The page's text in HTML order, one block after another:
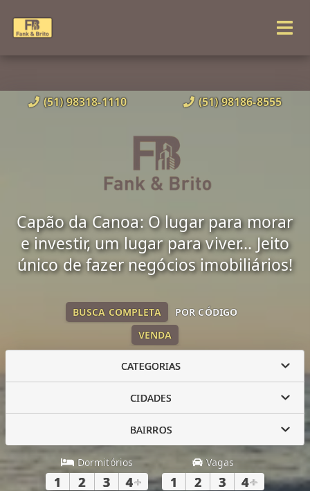
(51) 98318-1110 (51) 98186-8555
Capão da Canoa: O lugar para morar
e investir, um lugar para viver... Jeito
único de fazer negócios imobiliários!
VENDA
BUSCA COMPLETA POR CÓDIGO
CATEGORIAS
CIDADES
BAIRROS
Dormitórios
1 2 3 4+
Vagas
1 2 3 4+